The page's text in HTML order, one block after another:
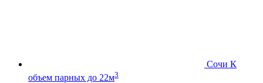
Сочи К
объем парных до 22м3